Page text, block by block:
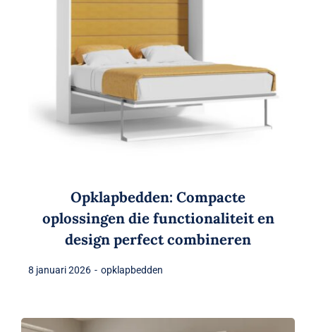
Opklapbedden: Compacte
oplossingen die functionaliteit en
design perfect combineren
8 januari 2026 - opklapbedden